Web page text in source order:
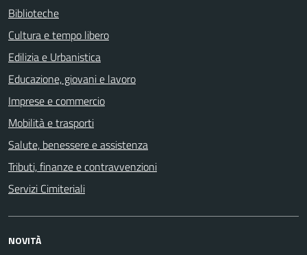
Biblioteche
Cultura e tempo libero
Edilizia e Urbanistica
Educazione, giovani e lavoro
Imprese e commercio
Mobilità e trasporti
Salute, benessere e assistenza
Tributi, finanze e contravvenzioni
Servizi Cimiteriali
NOVITÀ